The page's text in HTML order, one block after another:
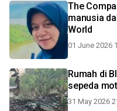
The
manusia
World
01 June 2026
Rumah di
sepeda
31 May 2026